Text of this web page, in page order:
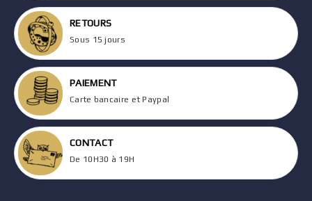
RETOURS
Sous 15 jours
PAIEMENT
Carte bancaire et Paypal
CONTACT
De 10H30 à 19H